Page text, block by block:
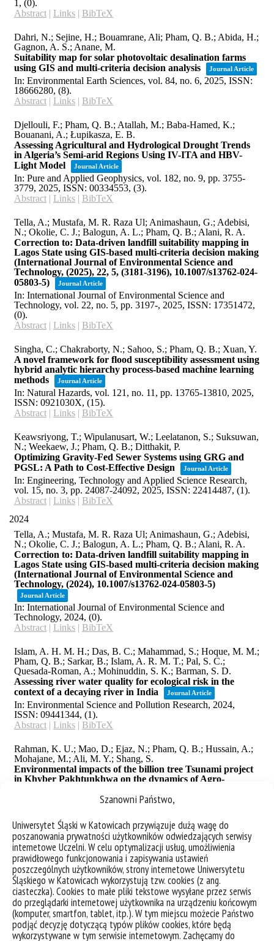
Szanowni Państwo,
Uniwersytet Śląski w Katowicach przywiązuje dużą wagę do
poszanowania prywatności użytkowników odwiedzających serwisy
internetowe Uczelni. W celu optymalizacji usług, umożliwienia
prawidłowego funkcjonowania i zapisywania ustawień
poszczególnych użytkowników, strony internetowe Uniwersytetu
Śląskiego w Katowicach wykorzystują tzw. cookies (z ang.
ciasteczka). Cookies to małe pliki tekstowe wysyłane przez serwis
do przeglądarki internetowej użytkownika na urządzeniu końcowym
(komputer, smartfon, tablet, itp.). W tym miejscu możecie Państwo
podjąć decyzję dotyczącą typów plików cookies, które będą
wykorzystywane w tym serwisie internetowym. Zachęcamy do